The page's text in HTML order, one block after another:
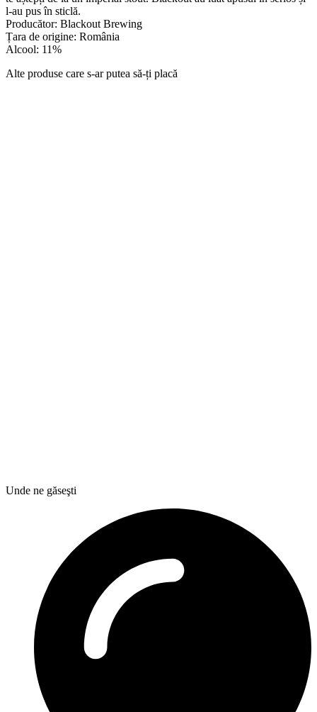
l-au pus în sticlă.
Producător: Blackout Brewing
Țara de origine: România
Alcool: 11%
Alte produse care s-ar putea să-ți placă
Unde ne găseşti